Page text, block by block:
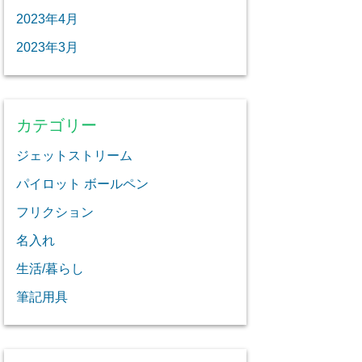
2023年4月
2023年3月
カテゴリー
ジェットストリーム
パイロット ボールペン
フリクション
名入れ
生活/暮らし
筆記用具